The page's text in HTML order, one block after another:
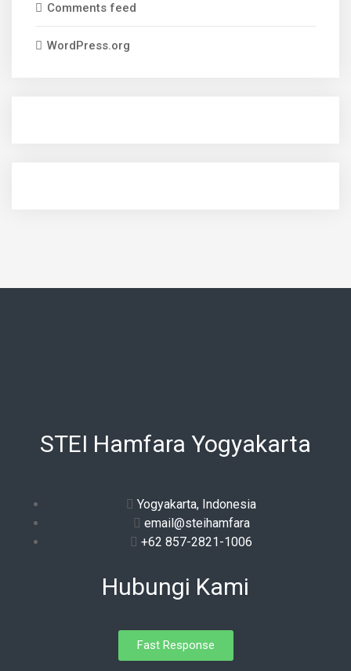
Comments feed
WordPress.org
STEI Hamfara Yogyakarta
Yogyakarta, Indonesia
email@steihamfara
+62 857-2821-1006
Hubungi Kami
Fast Response